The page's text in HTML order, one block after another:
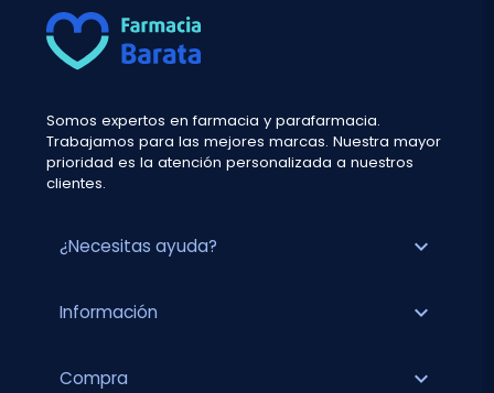
Somos expertos en farmacia y parafarmacia.
Trabajamos para las mejores marcas. Nuestra mayor
prioridad es la atención personalizada a nuestros
clientes.
¿Necesitas ayuda? expand_more
Información expand_more
Compra expand_more